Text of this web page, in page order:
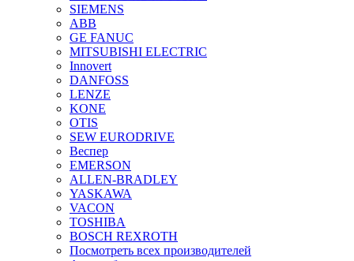
SIEMENS
ABB
GE FANUC
MITSUBISHI ELECTRIC
Innovert
DANFOSS
LENZE
KONE
OTIS
SEW EURODRIVE
Веспер
EMERSON
ALLEN-BRADLEY
YASKAWA
VACON
TOSHIBA
BOSCH REXROTH
Посмотреть всех производителей